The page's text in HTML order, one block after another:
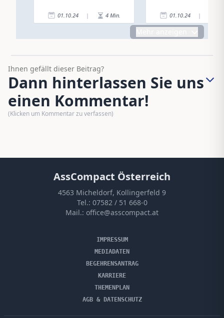
01.10.24 | 4 Min. 01.10.24 |
Ihnen gefällt dieser Beitrag?
Dann hinterlassen Sie uns
einen Kommentar!
(Klicken um Kommentar zu verfassen)
AssCompact Österreich
4563 Micheldorf, Kollingerfeld 9
Tel.: 07582 / 51 668-0
Mail.: office@asscompact.at
IMPRESSUM
MEDIADATEN
BEGEHRENSANTRAG
KARRIERE
THEMENPLAN
AGB & DATENSCHUTZ